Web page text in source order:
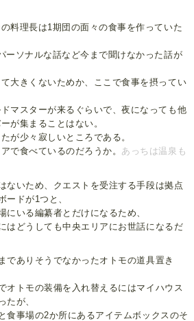
料理長は1期団の面々の食事を作っていた
ーソナルな話など今まで聞けなかった話が
大きくないためか、ここで食事を摂ってい
マスターが来るぐらいで、夜になっても他
が集まることはない。
が少々寂しいところである。
で食べているのだろうか。 あっちは温泉も
ないため、クエストを受注する手段は拠点
ードが1つと、
にいる編纂者とだけになるため、
はどうしても中央エリアにお世話になるだ
でありそうでなかったオトモの道具置き
オトモの装備を入れ替えるにはマイハウス
たが、
食事場の2か所にあるアイテムボックスのそ